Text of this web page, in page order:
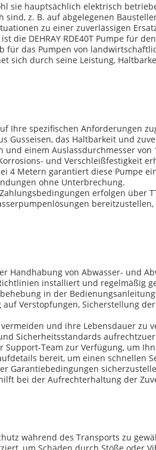
sie hauptsächlich elektrisch
z. B. auf abgelegenen
zu einer zuverlässigen
DEHRAY RDE40T Pumpe für
für das Pumpen von
sich durch seine Leistung,
Ihre spezifischen Anforderungen
das Haltbarkeit und
einem Auslassdurchmesser
und Verschleißfestigkeit
4 Metern garantiert diese Pumpe
ohne Unterbrechung.
erfolgen über
Handhabung von Abwasser- und
installiert und regelmäßig
in der
Verstopfungen, Sicherstellung
und ihre Lebensdauer zu
Sicherheitsstandards
Team zur Verfügung, um
bereit, um einen schnellen
Garantiebedingungen
bei der Aufrechterhaltung der
während des Transports zu